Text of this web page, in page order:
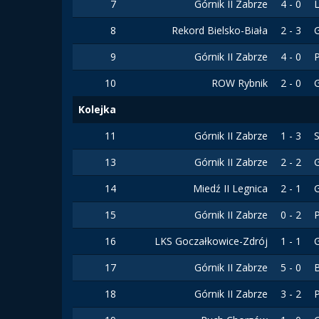
7 Górnik II Zabrze 4 - 0
8
Rekord Bielsko-Biała 2 - 3
9
Górnik II Zabrze 4 - 0
10
ROW Rybnik 2 - 0
Kolejka
11
Górnik II Zabrze 1 - 3
13
Górnik II Zabrze 2 - 2
14
Miedź II Legnica 2 - 1
15
Górnik II Zabrze 0 - 2
16
LKS Goczałkowice-Zdrój 1 - 1
17
Górnik II Zabrze 5 - 0
18
Górnik II Zabrze 3 - 2